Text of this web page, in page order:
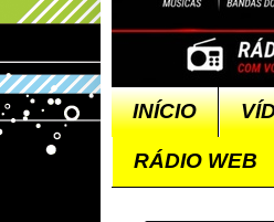
INÍCIO
RÁDIO WEB